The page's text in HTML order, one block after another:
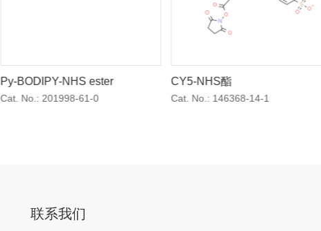
Py-BODIPY-NHS ester
Cat. No.: 201998-61-0
CY5-NHS酯
Cat. No.: 146368-14-1
联系我们